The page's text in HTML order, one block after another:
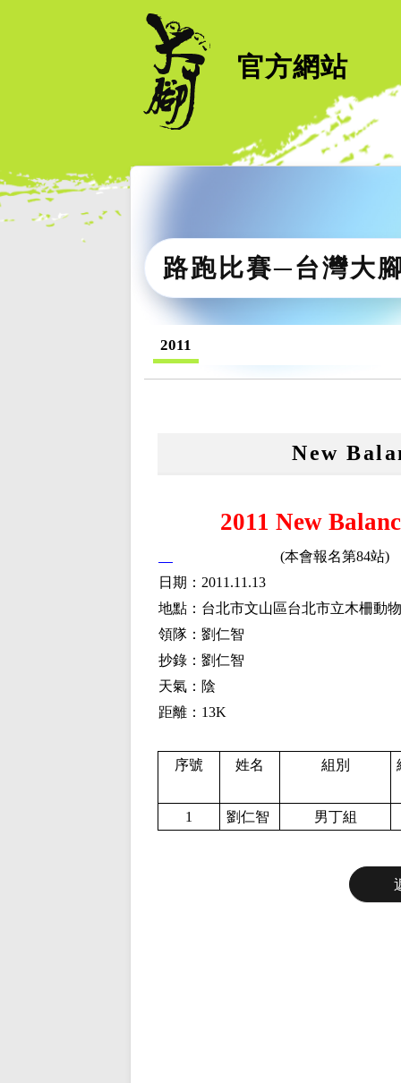
官方網站
路跑比賽─台灣大
2011
New
2011 New
(本會報名第84站)
日期： 2011.11.13
地點： 台北市文山區台北市立木柵動
領隊：劉仁智
抄錄：劉仁智
天氣：陰
距離： 13K
序號 姓名 組別
1 劉仁智 男丁組